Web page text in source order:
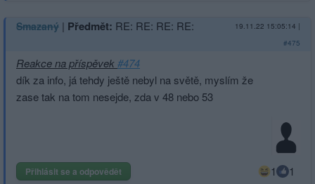
Smazaný | Předmět: RE: RE: RE: RE: 19.11.22 15:05:14 |
#475
Reakce na příspěvek#474
dík za info, já tehdy ještě nebyl na světě, myslím že
zase tak na tom nesejde, zda v 48 nebo 53
Přihlásit se a odpovědět 1 1